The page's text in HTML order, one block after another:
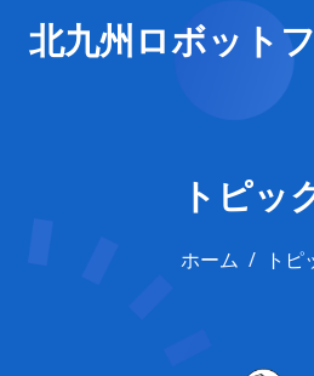
北九州ロボット
トピッ
ホーム トピ